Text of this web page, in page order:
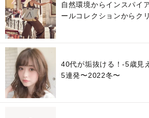
自然環境からインスパイ
ールコレクションからク
40代が垢抜ける！-5歳見
5連発〜2022冬〜